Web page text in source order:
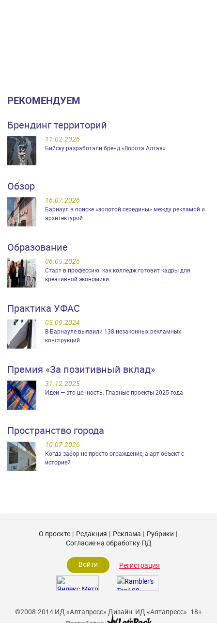
РЕКОМЕНДУЕМ
Брендинг территорий
11.02.2026
Бийску разработали бренд «Ворота Алтая»
Обзор
16.07.2026
Барнаул в поиске «золотой середины» между рекламой и
архитектурой
Образование
06.05.2026
Старт в профессию: как колледж готовит кадры для
креативной экономики
Практика УФАС
05.09.2024
В Барнауле выявили 138 незаконных рекламных
конструкций
Премия «За позитивный вклад»
31.12.2025
Идеи — это ценность. Главные проекты 2025 года
Пространство города
10.07.2026
Когда забор не просто ограждение, а арт-объект с
историей
©2008-2014 ИД «Алтапресс» Дизайн: ИД «Алтапресс». 18+
О проекте Редакция Реклама
Рубрики
Согласие на обработку ПД
Войти Регистрация